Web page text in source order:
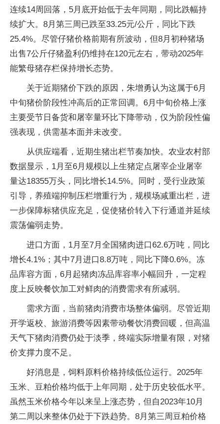
连续14周回落，5月底开始低于去年同期，同比跌幅持
续扩大。8月第三周已跌至33.25元/公斤，同比下跌
25.4%。尽管仔猪价格前期有所波动，但8月初种猪场
出售7公斤仔猪盈利仍维持在120元左右，带动2025年
能繁母猪存栏保持增长态势。
关于近期猪价下跌的原因，朱增勇认为这属于6月
中旬猪价阶段性冲高后的正常回调。6月中旬价格上涨
主要受节日备货和屠宰量环比下降带动，仅为阶段性偏
强表现，供需基本面并未改变。
从供应端看，近期生猪出栏节奏加快。农业农村部
数据显示，1月至6月规模以上生猪定点屠宰企业屠宰
量达18355万头，同比增长14.5%。同时，受行业政策
引导，养殖端抑制压栏增重行为，规模场减重出栏，进
一步保障标猪供应充足，促使猪价转入下行通道并延续
震荡偏弱走势。
进口方面，1月至7月全国猪肉进口62.6万吨，同比
增长4.1%；其中7月进口8.8万吨，同比下降0.6%。冻
品库容方面，6月起猪肉冻品库容率小幅回升，一定程
度上反映餐饮加工对鲜肉的消费需求有所减弱。
需求方面，当前猪肉消费市场整体偏弱。尽管近期
开学返校、旅游消费等因素带动餐饮消费回暖，但高温
天气下猪肉消费仍处于淡季，终端实际增量有限，对猪
价支撑力度不足。
好消息是，饲料原料价格持续低位运行。2025年
玉米、豆粕价格均低于上年同期，处于历史较低水平。
虽然玉米价格今年以来呈上涨态势，但自2023年10月
第二周以来整体仍处于下跌趋势。8月第三周豆粕价格